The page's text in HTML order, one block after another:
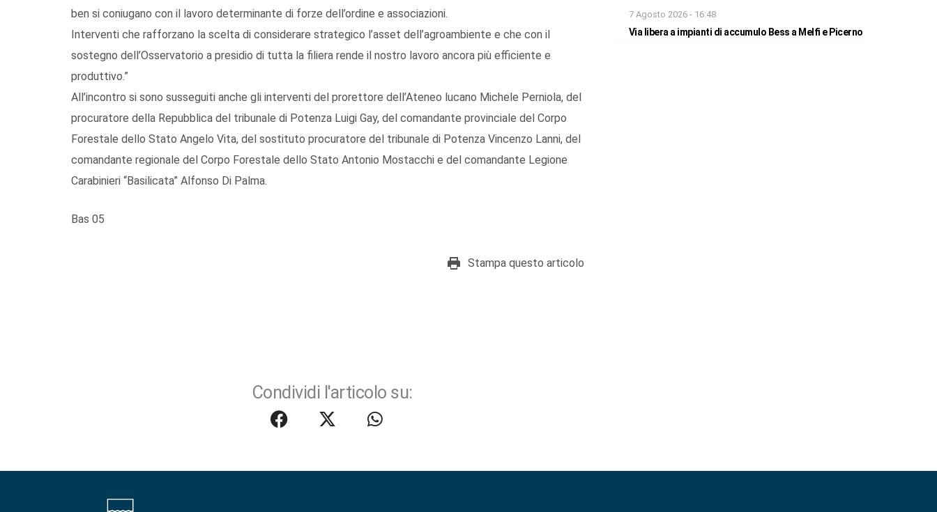
ben si coniugano con il lavoro determinante di forze dell’ordine e associazioni.
Interventi che rafforzano la scelta di considerare strategico l’asset dell’agroambiente e che con il
sostegno dell’Osservatorio a presidio di tutta la filiera rende il nostro lavoro ancora più efficiente e
produttivo.”
All’incontro si sono susseguiti anche gli interventi del prorettore dell’Ateneo lucano Michele Perniola, del
procuratore della Repubblica del tribunale di Potenza Luigi Gay, del comandante provinciale del Corpo
Forestale dello Stato Angelo Vita, del sostituto procuratore del tribunale di Potenza Vincenzo Lanni, del
comandante regionale del Corpo Forestale dello Stato Antonio Mostacchi e del comandante Legione
Carabinieri “Basilicata” Alfonso Di Palma.
Bas 05
Stampa questo articolo
Condividi l'articolo su:
7 Agosto 2026 - 16:48
Via libera a impianti di accumulo Bess a Melfi e Picerno